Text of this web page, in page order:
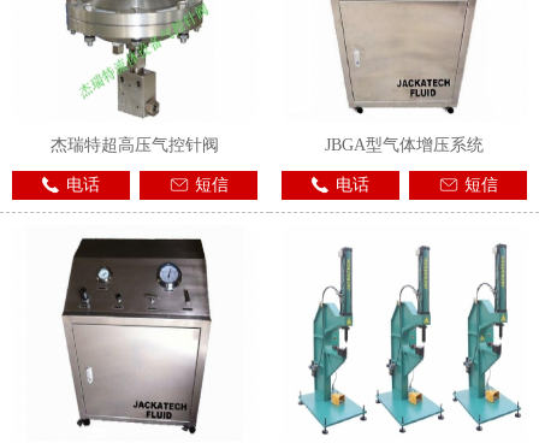
杰瑞特超高压气控针阀
电话 短信
JBGA型气体增压系统
电话 短信